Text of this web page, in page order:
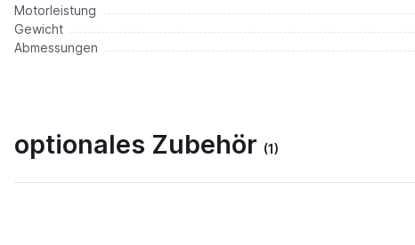
Motorleistung
Gewicht
Abmessungen
optionales Zubehör (1)